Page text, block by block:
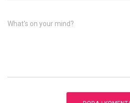
What's on your mind?